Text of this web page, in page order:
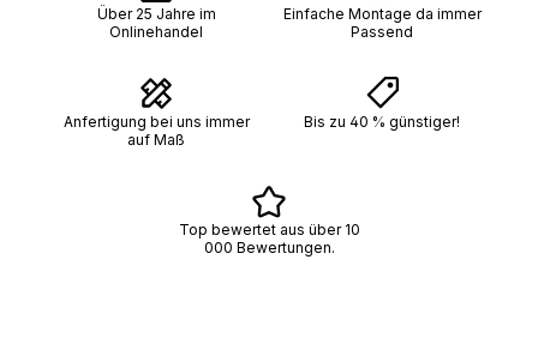
Über 25 Jahre im
Onlinehandel
Einfache Montage da immer
Passend
Anfertigung bei uns immer
auf Maß
Bis zu 40 % günstiger!
Top bewertet aus über 10
000 Bewertungen.